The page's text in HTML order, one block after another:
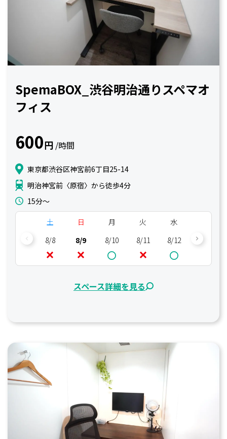
SpemaBOX_渋谷明治通りスペマオ
フィス
600円 /時間
東京都渋谷区神宮前6丁目25-14
明治神宮前〈原宿〉から徒歩4分
15分〜
土
8/8
日
8/9
月
8/10
火
8/11
水
8/12
8/13
スペース詳細を見る